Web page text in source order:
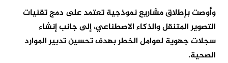
وأوصت بإطلاق مشاريع نموذجية تعتمد على دمج تقنيات
التصوير المتنقل والذكاء الاصطناعي، إلى جانب إنشاء
سجلات جهوية لعوامل الخطر بهدف تحسين تدبير الموارد
الصحية.